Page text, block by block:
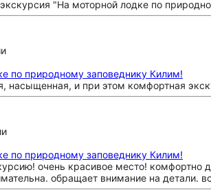
по природному заповеднику Килим!
насыщенная, и при этом комфортная
по природному заповеднику Килим!
очень красивое место! комфортно
обращает внимание на детали.